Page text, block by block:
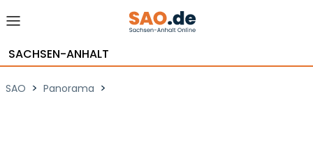
SACHSEN-ANHALT
SAO > Panorama >